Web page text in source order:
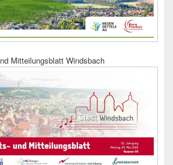
Mitteilungsblatt Windsbach